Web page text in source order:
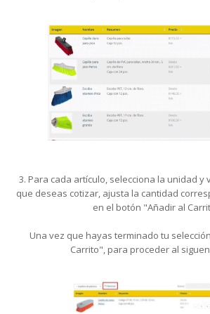
3. Para cada artículo, selecciona la unidad y
que deseas cotizar, ajusta la cantidad
en el botón "Añadir al
Una vez que hayas terminado tu
Carrito", para proceder al